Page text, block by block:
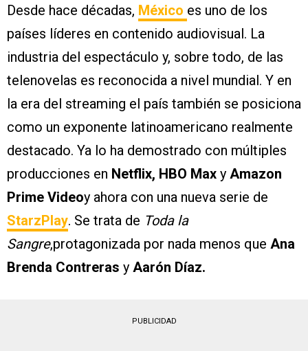
Desde hace décadas, México es uno de los
países líderes en contenido audiovisual. La
industria del espectáculo y, sobre todo, de las
telenovelas es reconocida a nivel mundial. Y en
la era del streaming el país también se posiciona
como un exponente latinoamericano realmente
destacado. Ya lo ha demostrado con múltiples
producciones en Netflix, HBO Max y Amazon
Prime Videoy ahora con una nueva serie de
StarzPlay. Se trata de Toda la
Sangre,protagonizada por nada menos que Ana
Brenda Contreras y Aarón Díaz.
PUBLICIDAD